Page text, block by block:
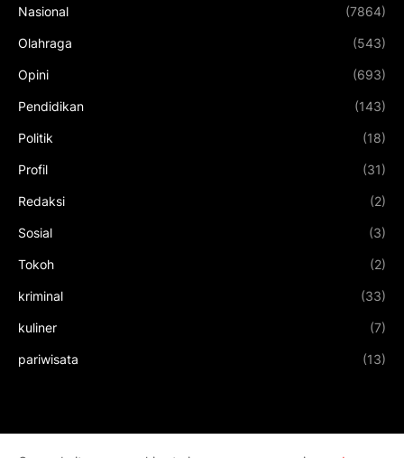
Nasional (7864)
Olahraga (543)
Opini (693)
Pendidikan (143)
Politik (18)
Profil (31)
Redaksi (2)
Sosial (3)
Tokoh (2)
kriminal (33)
kuliner (7)
pariwisata (13)